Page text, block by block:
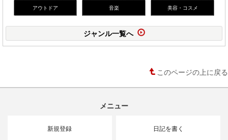
アウトドア 音楽 美容・コスメ
ジャンル一覧へ
このページの上に戻る
メニュー
新規登録 日記を書く